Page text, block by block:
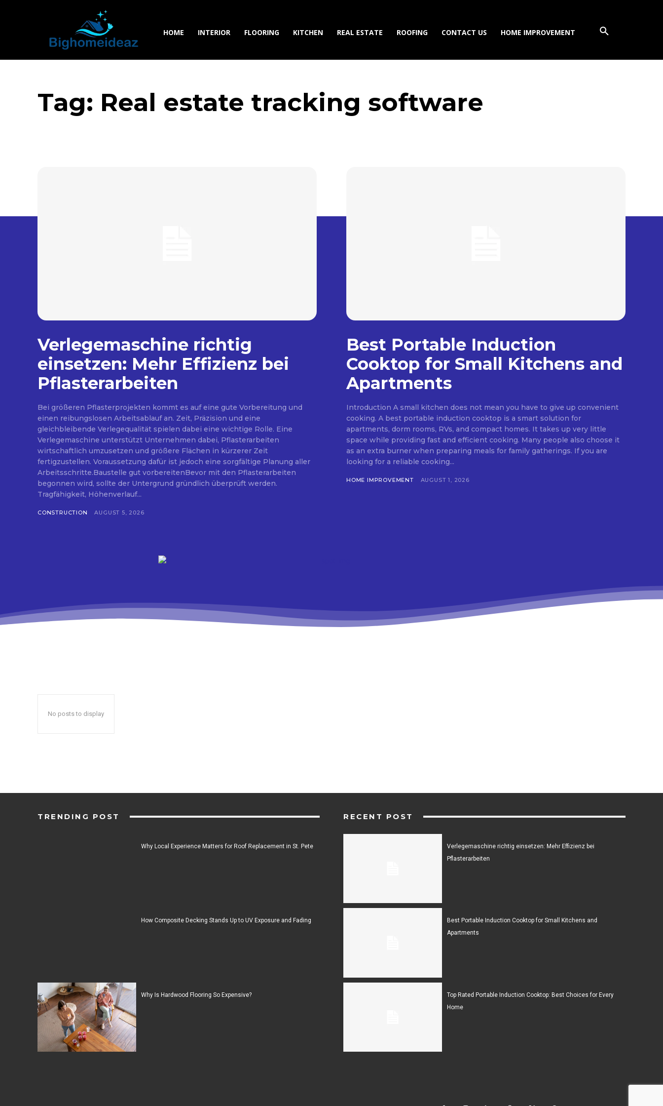
HOME INTERIOR FLOORING KITCHEN REAL ESTATE ROOFING CONTACT US HOME IMPROVEMENT
Tag: Real estate tracking software
Verlegemaschine richtig
einsetzen: Mehr Effizienz bei
Pflasterarbeiten
Bei größeren Pflasterprojekten kommt es auf eine gute Vorbereitung und
einen reibungslosen Arbeitsablauf an. Zeit, Präzision und eine
gleichbleibende Verlegequalität spielen dabei eine wichtige Rolle. Eine
Verlegemaschine unterstützt Unternehmen dabei, Pflasterarbeiten
wirtschaftlich umzusetzen und größere Flächen in kürzerer Zeit
fertigzustellen. Voraussetzung dafür ist jedoch eine sorgfältige Planung aller
Arbeitsschritte.Baustelle gut vorbereitenBevor mit den Pflasterarbeiten
begonnen wird, sollte der Untergrund gründlich überprüft werden.
Tragfähigkeit, Höhenverlauf...
CONSTRUCTION AUGUST 5, 2026
Best Portable Induction
Cooktop for Small Kitchens and
Apartments
Introduction A small kitchen does not mean you have to give up convenient
cooking. A best portable induction cooktop is a smart solution for
apartments, dorm rooms, RVs, and compact homes. It takes up very little
space while providing fast and efficient cooking. Many people also choose it
as an extra burner when preparing meals for family gatherings. If you are
looking for a reliable cooking...
HOME IMPROVEMENT AUGUST 1, 2026
No posts to display
TRENDING POST
Why Local Experience Matters for Roof Replacement in St. Pete
How Composite Decking Stands Up to UV Exposure and Fading
Why Is Hardwood Flooring So Expensive?
RECENT POST
Verlegemaschine richtig einsetzen: Mehr Effizienz bei
Pflasterarbeiten
Best Portable Induction Cooktop for Small Kitchens and
Apartments
Top Rated Portable Induction Cooktop: Best Choices for Every
Home